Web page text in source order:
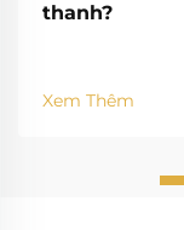
thanh?
Xem Thêm